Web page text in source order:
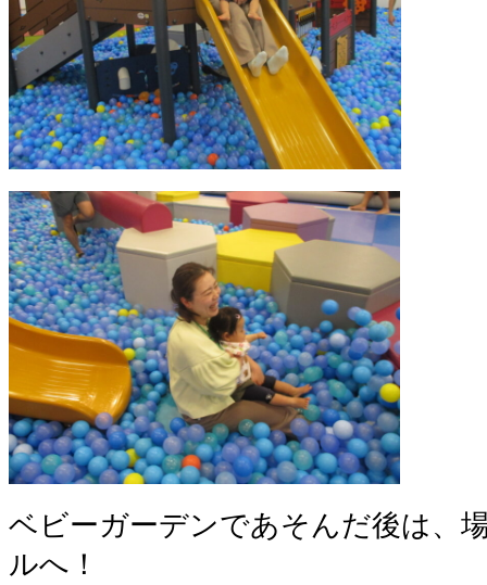
ベビーガーデンであそんだ後は、
ルへ！